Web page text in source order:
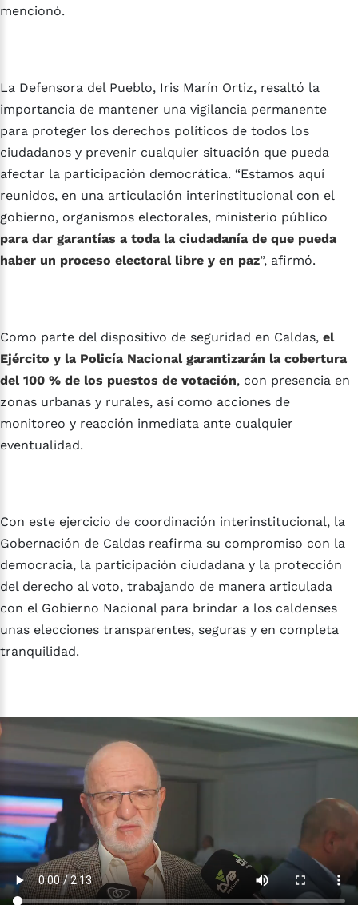
mencionó.
La Defensora del Pueblo, Iris Marín Ortiz, resaltó la
importancia de mantener una vigilancia permanente
para proteger los derechos políticos de todos los
ciudadanos y prevenir cualquier situación que pueda
afectar la participación democrática. “Estamos aquí
reunidos, en una articulación interinstitucional con el
gobierno, organismos electorales, ministerio público
para dar garantías a toda la ciudadanía de que pueda
haber un proceso electoral libre y en paz”, afirmó.
Como parte del dispositivo de seguridad en Caldas, el
Ejército y la Policía Nacional garantizarán la cobertura
del 100 % de los puestos de votación, con presencia en
zonas urbanas y rurales, así como acciones de
monitoreo y reacción inmediata ante cualquier
eventualidad.
Con este ejercicio de coordinación interinstitucional, la
Gobernación de Caldas reafirma su compromiso con la
democracia, la participación ciudadana y la protección
del derecho al voto, trabajando de manera articulada
con el Gobierno Nacional para brindar a los caldenses
unas elecciones transparentes, seguras y en completa
tranquilidad.